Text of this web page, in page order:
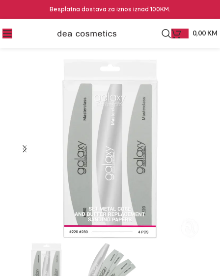
Besplatna dostava za iznos iznad 100KM.
0,00 KM